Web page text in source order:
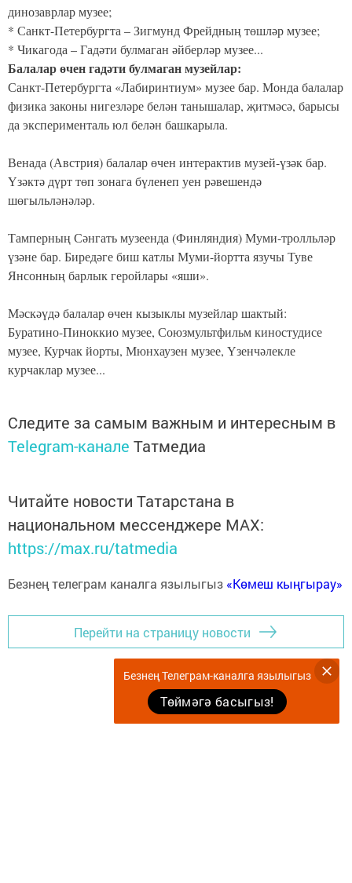
динозаврлар музее;
* Санкт-Петербургта – Зигмунд Фрейдның төшләр музее;
* Чикагода – Гадәти булмаган әйберләр музее...
Балалар өчен гадәти булмаган музейлар:
Санкт-Петербургта «Лабиринтиум» музее бар. Монда балалар
физика законы нигезләре белән танышалар, җитмәсә, барысы
да эксперименталь юл белән башкарыла.
Венада (Австрия) балалар өчен интерактив музей-үзәк бар.
Үзәктә дүрт төп зонага бүленеп уен рәвешендә
шөгыльләнәләр.
Тамперның Сәнгать музеенда (Финляндия) Муми-тролльләр
үзәне бар. Биредәге биш катлы Муми-йортта язучы Туве
Янсонның барлык геройлары «яши».
Мәскәүдә балалар өчен кызыклы музейлар шактый:
Буратино-Пиноккио музее, Союзмультфильм киностудисе
музее, Курчак йорты, Мюнхаузен музее, Үзенчәлекле
курчаклар музее...
Следите за самым важным и интересным в
Telegram-канале Татмедиа
Читайте новости Татарстана в
национальном мессенджере MАХ:
https://max.ru/tatmedia
Безнең телеграм каналга язылыгыз «Көмеш кыңгырау»
Перейти на страницу новости
Безнең Телеграм-каналга язылыгыз
Төймәгә басыгыз!